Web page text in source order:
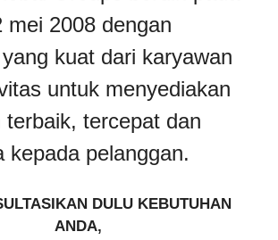
mei 2008 dengan
kuat dari karyawan
untuk menyediakan
terbaik, tercepat dan
kepada pelanggan.
DULU KEBUTUHAN
ANDA,